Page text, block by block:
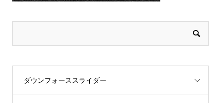
ダウンフォーススライダー